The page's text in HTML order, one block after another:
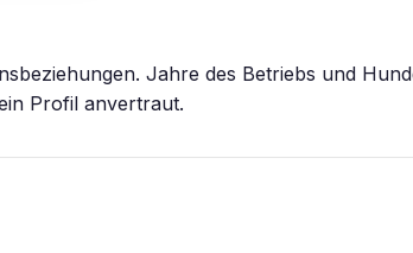
Jahre des Betriebs und
Profil anvertraut.